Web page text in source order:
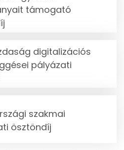
támogató
digitalizációs
pályázati
szakmai
ösztöndíj